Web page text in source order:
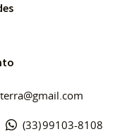
(33)99103-8108